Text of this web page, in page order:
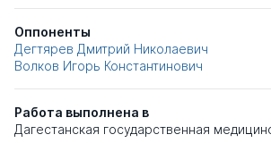
Оппоненты
Дегтярев Дмитрий Николаевич
Волков Игорь Константинович
Работа выполнена в
Дагестанская государственная